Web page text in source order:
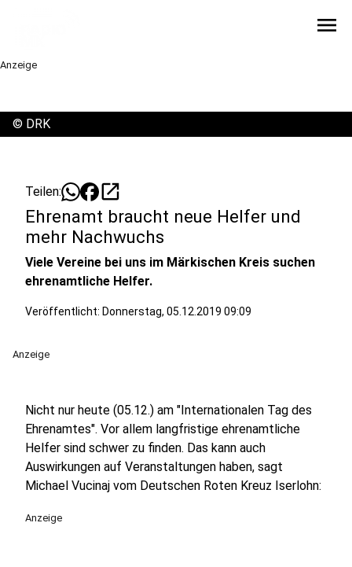
menu
Anzeige
© DRK
Teilen: open_in_new
Ehrenamt braucht neue Helfer und
mehr Nachwuchs
Viele Vereine bei uns im Märkischen Kreis suchen
ehrenamtliche Helfer.
Veröffentlicht: Donnerstag, 05.12.2019 09:09
Anzeige
Nicht nur heute (05.12.) am "Internationalen Tag des
Ehrenamtes". Vor allem langfristige ehrenamtliche
Helfer sind schwer zu finden. Das kann auch
Auswirkungen auf Veranstaltungen haben, sagt
Michael Vucinaj vom Deutschen Roten Kreuz Iserlohn:
Anzeige